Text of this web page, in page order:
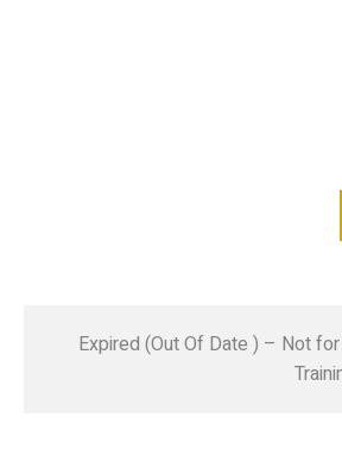
Expired (Out Of Date ) – Not